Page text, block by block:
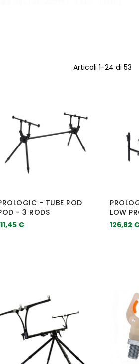
Articoli 1-24 di 53
- TUBE ROD
- 3 RODS
€
LOW
126,82 €